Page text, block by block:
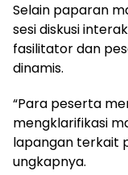
Selain paparan
sesi diskusi
fasilitator dan
dinamis.
“Para peserta
mengklarifikasi
lapangan terkait
ungkapnya.